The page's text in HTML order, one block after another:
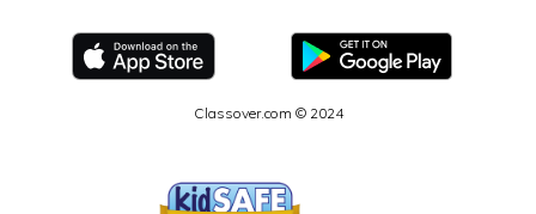
Classover.com © 2024